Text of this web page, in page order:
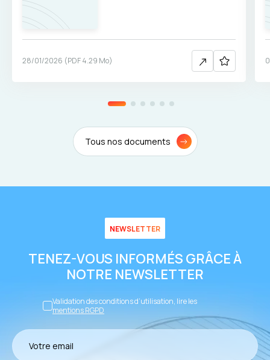
28/01/2026 (PDF4.29 Mo)
Tous nos documents
NEWSLETTER
TENEZ-VOUS INFORMÉS GRÂCE À
NOTRE NEWSLETTER
Validation des conditions d’utilisation, lire les
mentions RGPD